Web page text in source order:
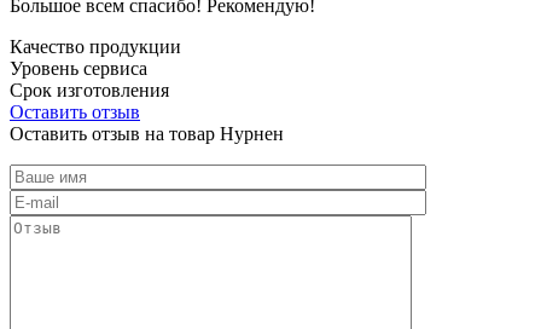
Большое всем спасибо! Рекомендую!
Качество продукции
Уровень сервиса
Срок изготовления
Оставить отзыв
Оставить отзыв на товар Нурнен